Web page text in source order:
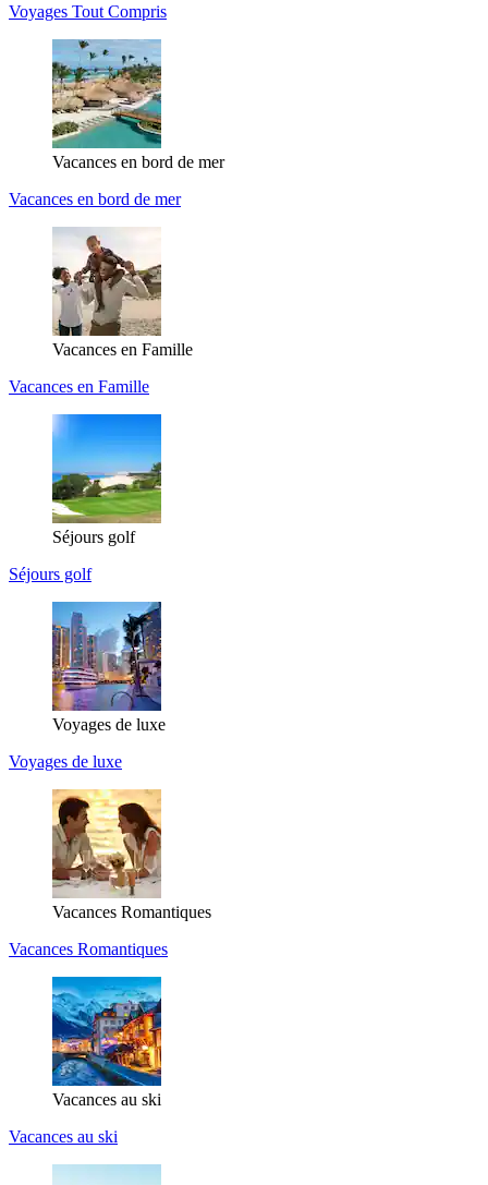
Voyages Tout Compris
Vacances en bord de mer
Vacances en bord de mer
Vacances en Famille
Vacances en Famille
Séjours golf
Séjours golf
Voyages de luxe
Voyages de luxe
Vacances Romantiques
Vacances Romantiques
Vacances au ski
Vacances au ski